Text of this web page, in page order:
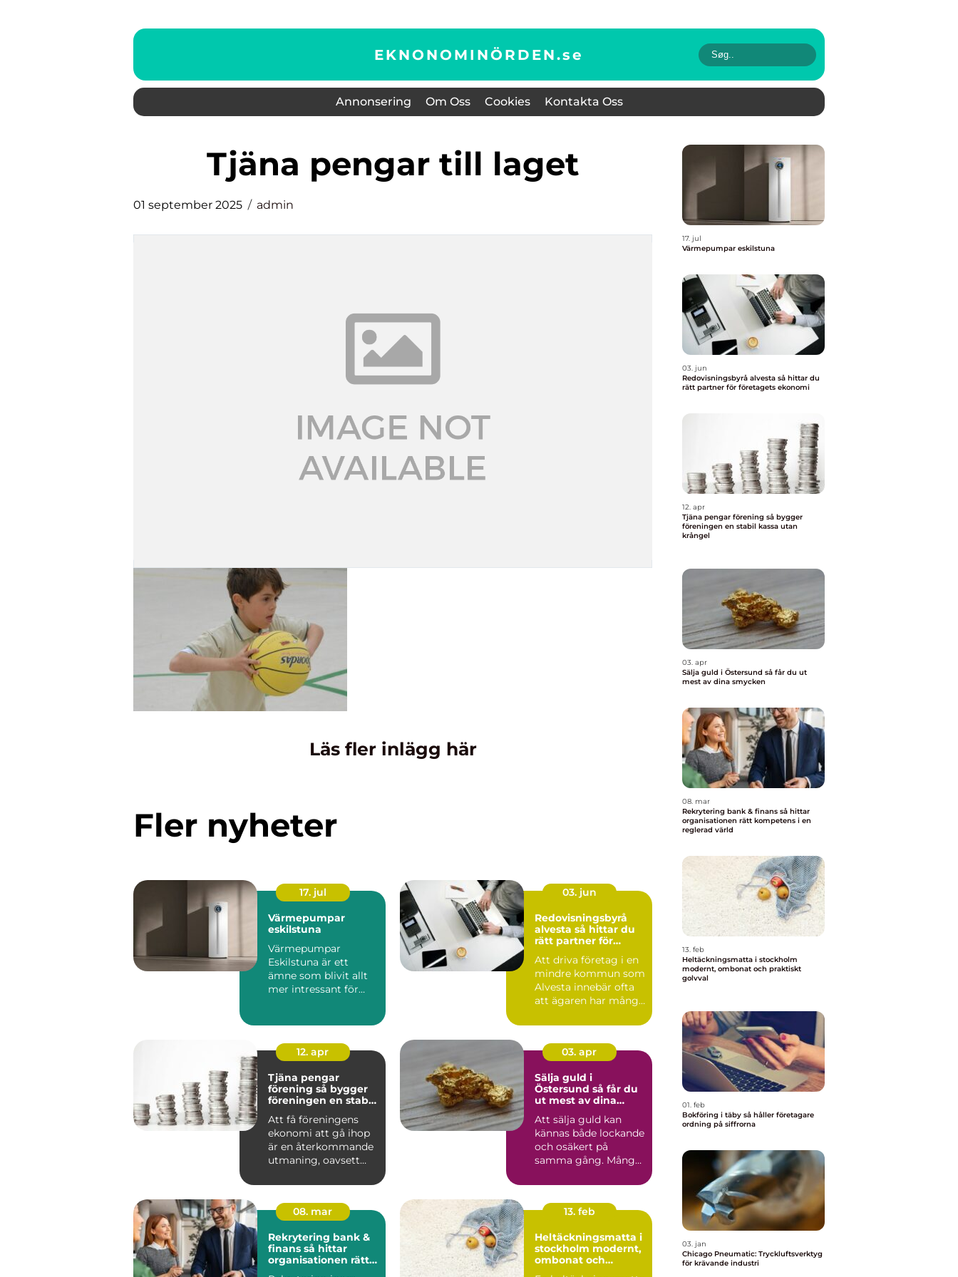
EKNONOMINÖRDEN.se
Annonsering Om Oss Cookies Kontakta Oss
tjäna pengar till laget
01 september 2025 admin
Läs fler inlägg här
Fler nyheter
17. jul
Värmepumpar
eskilstuna
Värmepumpar
Eskilstuna är ett
ämne som blivit allt
mer intressant för
03. jun
Redovisningsbyrå
alvesta så hittar du
rätt partner för
Att driva företag i en
mindre kommun som
Alvesta innebär ofta
att ägaren har många
12. apr
Tjäna pengar
förening så bygger
föreningen en stabil
Att få föreningens
ekonomi att gå ihop
är en återkommande
utmaning, oavsett
en idr...
03. apr
Sälja guld i
Östersund så får du
ut mest av dina
Att sälja guld kan
kännas både lockande
och osäkert på
samma gång. Många
smycken...
08. mar
Rekrytering bank &
finans så hittar
organisationen rätt
13. feb
Heltäckningsmatta i
stockholm modernt,
ombonat och
17. jul
Värmepumpar eskilstuna
03. jun
Redovisningsbyrå alvesta så hittar du
rätt partner för företagets ekonomi
12. apr
Tjäna pengar förening så bygger
föreningen en stabil kassa utan
krångel
03. apr
Sälja guld i Östersund så får du ut
mest av dina smycken
08. mar
Rekrytering bank & finans så hittar
organisationen rätt kompetens i en
reglerad värld
13. feb
Heltäckningsmatta i stockholm
modernt, ombonat och praktiskt
golvval
01. feb
Bokföring i täby så håller företagare
ordning på siffrorna
03. jan
Chicago Pneumatic: Tryckluftsverktyg
för krävande industri